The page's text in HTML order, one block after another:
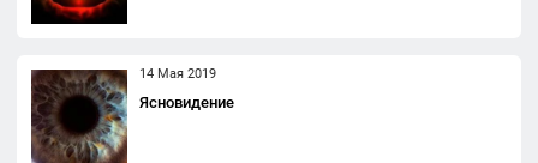
14 Мая 2019
Ясновидение